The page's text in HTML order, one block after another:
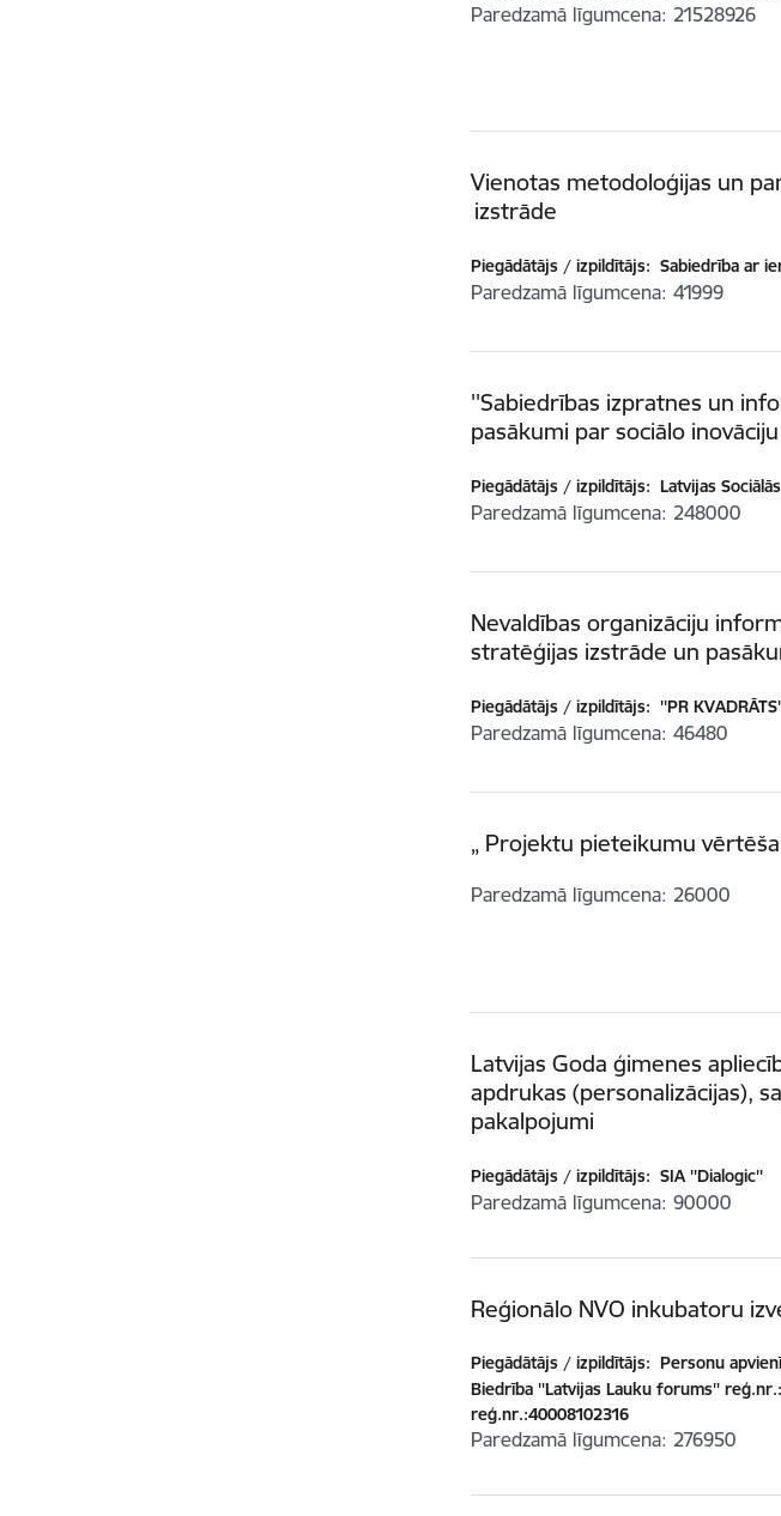
Paredzamā līgumcena 21528926
Vienotas metodoloģijas un
izstrāde
Piegādātājs / izpildītājs: Sabiedrība ar
Paredzamā līgumcena 41999
''Sabiedrības izpratnes un
pasākumi par sociālo
Piegādātājs / izpildītājs: Latvijas
Paredzamā līgumcena 248000
Nevaldības organizāciju
stratēģijas izstrāde un
Piegādātājs / izpildītājs: ''PR
Paredzamā līgumcena 46480
„ Projektu pieteikumu
Paredzamā līgumcena 26000
Latvijas Goda ģimenes
apdrukas (personalizācijas),
pakalpojumi
Piegādātājs / izpildītājs: SIA ''Dialogic''
Paredzamā līgumcena 90000
Reģionālo NVO inkubatoru
Piegādātājs / izpildītājs: Personu
Biedrība ''Latvijas Lauku forums''
reģ.nr.:40008102316
Paredzamā līgumcena 276950